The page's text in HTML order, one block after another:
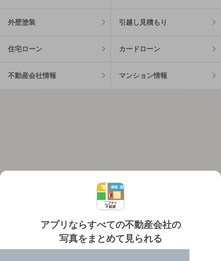
アプリならすべての不動産会社の
写真をまとめて見られる
外壁塗装 引越し見積もり
住宅ローン カードローン
不動産会社情報 マンション情報
個人情報保護ポリシー 利用規約